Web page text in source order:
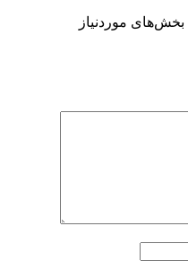
بخش‌های موردنیاز